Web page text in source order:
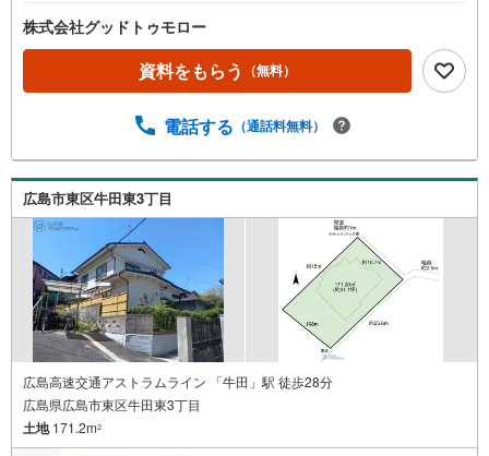
・前面道路 43条2項道路 ※本物件は建築基準法に定め
る道路に接道しておらず、原則、建物の建築・増築・改築
不可 建築審査会の同意を得て建築基準法43条2項2号の
許可を受けた場合、建築物の建築・増築・改築が可能・駐
株式会社グッドトゥモロー
資料をもらう （無料）
電話する （通話料無料）
広島市東区牛田東3丁目
広島高速交通アストラムライン 「牛田」駅 徒歩28分
広島県広島市東区牛田東3丁目
土地171.2m2